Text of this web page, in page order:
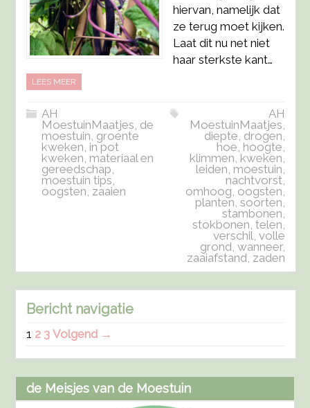
hiervan, namelijk dat
ze terug moet kijken.
Laat dit nu net niet
haar sterkste kant…
LEES MEER
AH
MoestuinMaatjes de
moestuin groente
kweken in pot
kweken materiaal en
gereedschap
moestuin tips
oogsten zaaien
AH
MoestuinMaatjes
diepte drogen
hoe hoogte
klimmen kweken
leiden moestuin
nachtvorst
omhoog oogsten
planten soorten
stambonen
stokbonen telen
verschil volle
grond wanneer,
zaaiafstand zaden
Bericht navigatie
1 2 3 Volgend →
de Meisjes van de Moestuin